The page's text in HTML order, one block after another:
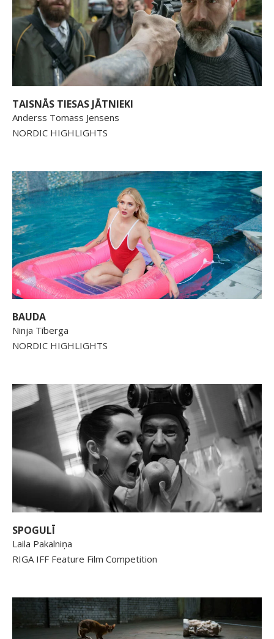
TAISNĀS TIESAS JĀTNIEKI
Anderss Tomass Jensens
NORDIC HIGHLIGHTS
BAUDA
Ninja Tīberga
NORDIC HIGHLIGHTS
SPOGULĪ
Laila Pakalniņa
RIGA IFF Feature Film Competition